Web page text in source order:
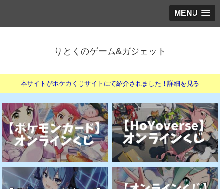
MENU
りとくのゲーム&ガジェット
本サイトがポケカくじサイトにて紹介されました！詳細を見る